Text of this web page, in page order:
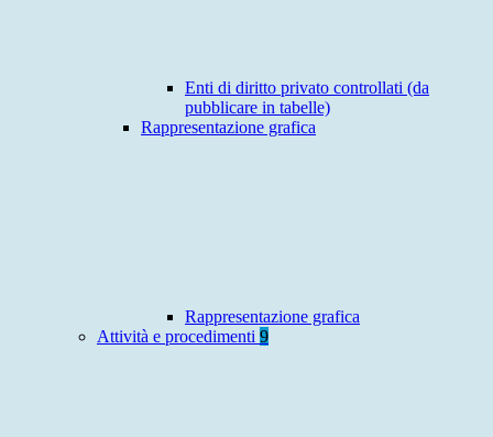
Enti di diritto privato controllati (da
pubblicare in tabelle)
Rappresentazione grafica
Rappresentazione grafica
Attività e procedimenti 9